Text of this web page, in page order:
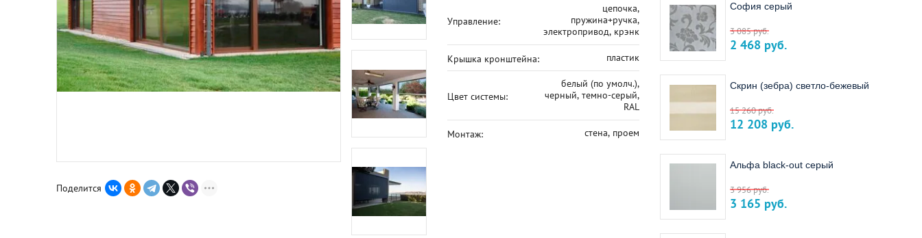
Поделится
Управление:
цепочка,
пружина+ручка,
электропривод, крэнк
Крышка кронштейна: пластик
Цвет системы:
белый (по умолч.),
черный, темно-серый,
RAL
Монтаж: стена, проем
София серый
3 085руб.
2 468 руб.
Скрин (зебра) светло-бежевый
15 260руб.
12 208 руб.
Альфа black-out серый
3 956руб.
3 165 руб.